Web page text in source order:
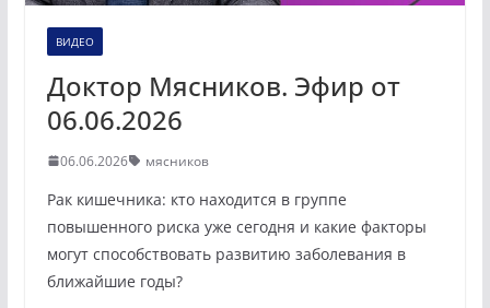
ВИДЕО
Доктор Мясников. Эфир от
06.06.2026
06.06.2026 мясников
Рак кишечника: кто находится в группе
повышенного риска уже сегодня и какие факторы
могут способствовать развитию заболевания в
ближайшие годы?